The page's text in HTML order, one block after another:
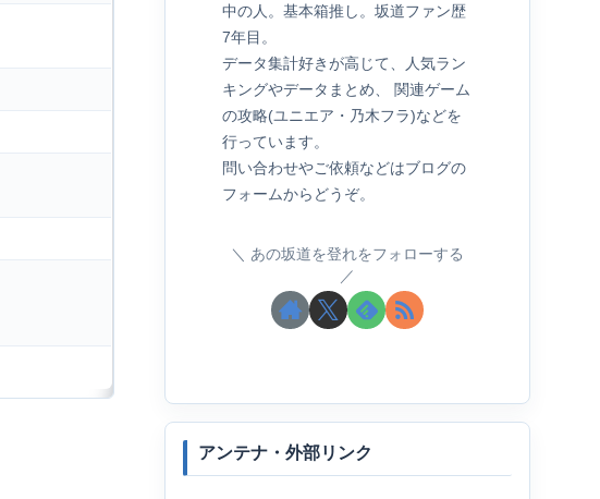
中の人。基本箱推し。坂道ファン歴
7年目。
データ集計好きが高じて、人気ラン
キングやデータまとめ、 関連ゲーム
の攻略(ユニエア・乃木フラ)などを
行っています。
問い合わせやご依頼などはブログの
フォームからどうぞ。
あの坂道を登れをフォローする
アンテナ・外部リンク